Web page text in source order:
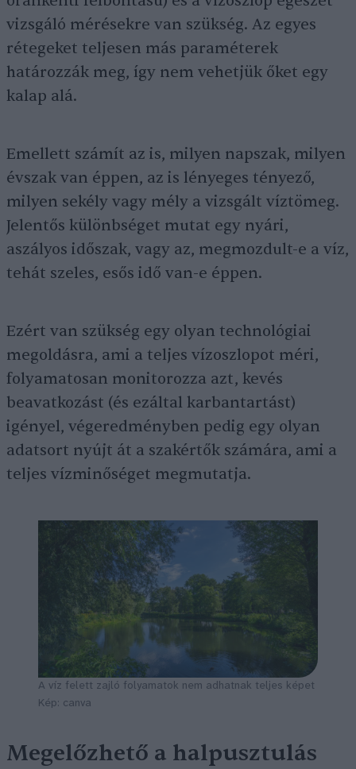
vizsgáló mérésekre van szükség. Az egyes
rétegeket teljesen más paraméterek
határozzák meg, így nem vehetjük őket egy
kalap alá.
Emellett számít az is, milyen napszak, milyen
évszak van éppen, az is lényeges tényező,
milyen sekély vagy mély a vizsgált víztömeg.
Jelentős különbséget mutat egy nyári,
aszályos időszak, vagy az, megmozdult-e a víz,
tehát szeles, esős idő van-e éppen.
Ezért van szükség egy olyan technológiai
megoldásra, ami a teljes vízoszlopot méri,
folyamatosan monitorozza azt, kevés
beavatkozást (és ezáltal karbantartást)
igényel, végeredményben pedig egy olyan
adatsort nyújt át a szakértők számára, ami a
teljes vízminőséget megmutatja.
A víz felett zajló folyamatok nem adhatnak teljes képet
Kép: canva
Megelőzhető a halpusztulás